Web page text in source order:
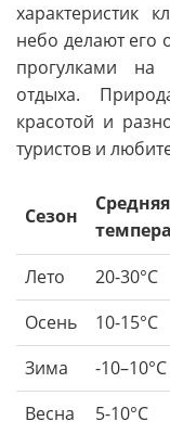
характеристик
небо делают его
прогулками
отдыха.
красотой и
туристов и
Сезон
Средняя
Лето 20-30°C
Осень
10-15°C
Зима
-10–10°C
Весна
5-10°C